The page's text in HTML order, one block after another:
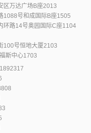
区万达广场B座2013
1088号和成国际B座1505
环路14号奥园国际C座1104
100号恒地大厦2103
斯中心1703